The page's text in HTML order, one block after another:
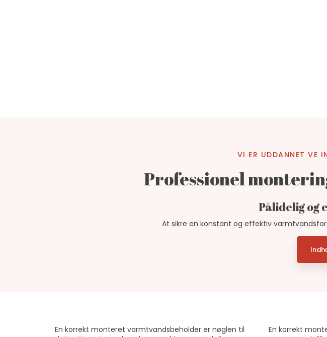
VI ER UDDANNET VE
​Professionel
Pålidelig og
At sikre en konstant og effektiv
​En korrekt monteret varmtvandsbeholder er nøglen til
En korrekt